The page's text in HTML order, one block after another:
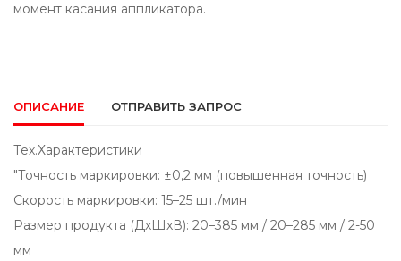
момент касания аппликатора.
ОПИСАНИЕ ОТПРАВИТЬ ЗАПРОС
Тех.Характеристики
"Точность маркировки: ±0,2 мм (повышенная точность)
Скорость маркировки: 15–25 шт./мин
Размер продукта (ДхШхВ): 20–385 мм / 20–285 мм / 2-50
мм